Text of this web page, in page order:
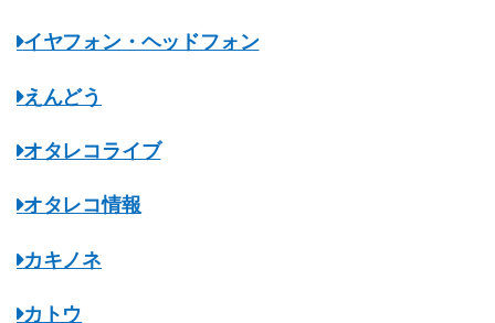
イヤフォン・ヘッドフォン
えんどう
オタレコライブ
オタレコ情報
カキノネ
カトウ